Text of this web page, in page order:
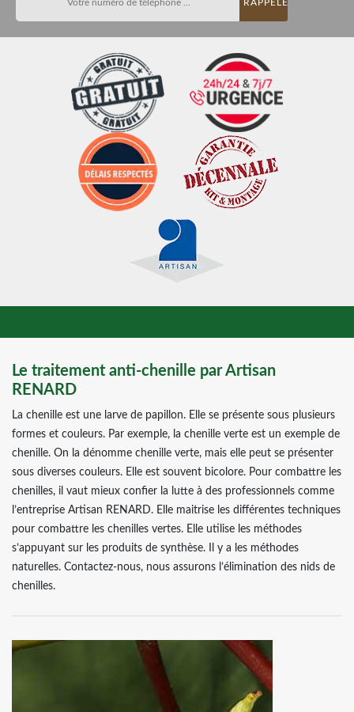
Le traitement anti-chenille par Artisan
RENARD
La chenille est une larve de papillon. Elle se présente sous plusieurs
formes et couleurs. Par exemple, la chenille verte est un exemple de
chenille. On la dénomme chenille verte, mais elle peut se présenter
sous diverses couleurs. Elle est souvent bicolore. Pour combattre les
chenilles, il vaut mieux confier la lutte à des professionnels comme
l’entreprise Artisan RENARD. Elle maitrise les différentes techniques
pour combattre les chenilles vertes. Elle utilise les méthodes
s’appuyant sur les produits de synthèse. Il y a les méthodes
naturelles. Contactez-nous, nous assurons l’élimination des nids de
chenilles.